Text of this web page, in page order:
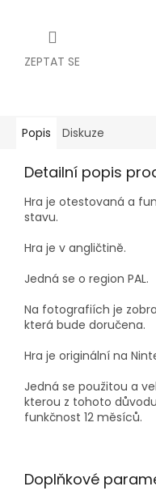
ZEPTAT SE
Popis Diskuze
Detailní popis
Hra je otestovaná a
stavu.
Hra je v angličtině.
Jedná se o region PAL.
Na fotografiích je
která bude doručena.
Hra je originální na
Jedná se použitou a
kterou z tohoto
funkčnost 12 měsíců.
Doplňkové